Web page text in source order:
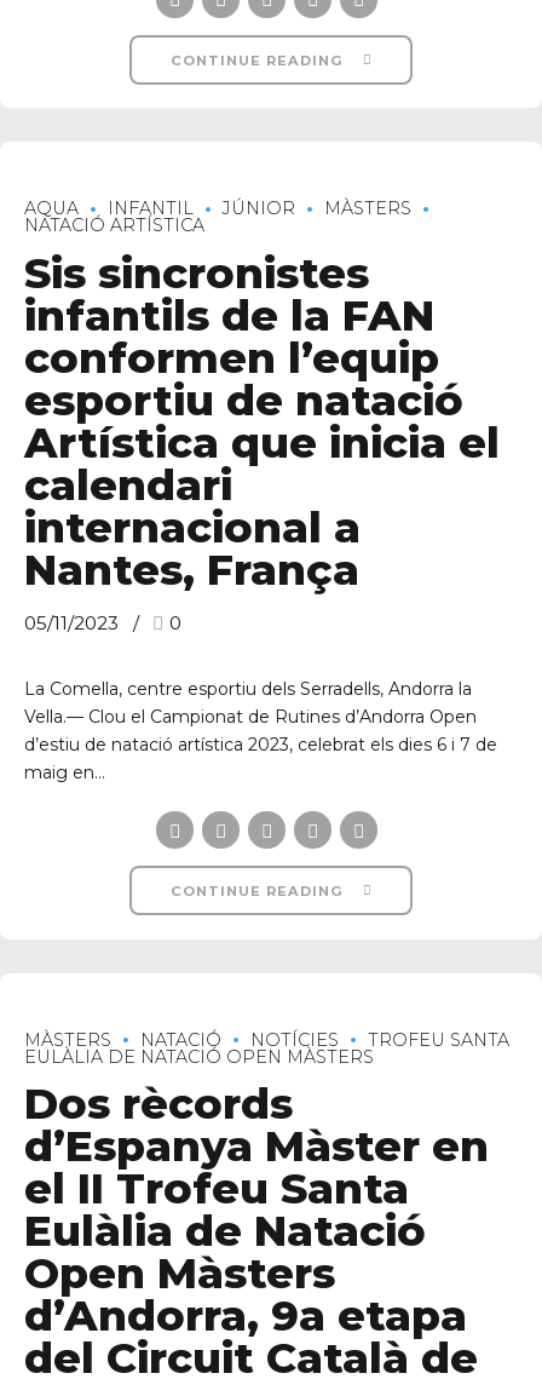
CONTINUE READING
AQUA INFANTIL JÚNIOR MÀSTERS
NATACIÓ ARTÍSTICA
Sis sincronistes
infantils de la FAN
conformen l’equip
esportiu de natació
Artística que inicia el
calendari
internacional a
Nantes, França
05/11/2023 0
La Comella, centre esportiu dels Serradells, Andorra la
Vella.— Clou el Campionat de Rutines d’Andorra Open
d’estiu de natació artística 2023, celebrat els dies 6 i 7 de
maig en...
CONTINUE READING
MÀSTERS NATACIÓ NOTÍCIES TROFEU SANTA
EULÀLIA DE NATACIÓ OPEN MÀSTERS
Dos rècords
d’Espanya Màster en
el II Trofeu Santa
Eulàlia de Natació
Open Màsters
d’Andorra, 9a etapa
del Circuit Català de